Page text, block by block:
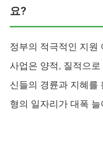
요?
정부의 적극적인 지원
사업은 양적, 질적으
신들의 경륜과 지혜를
형의 일자리가 대폭 늘